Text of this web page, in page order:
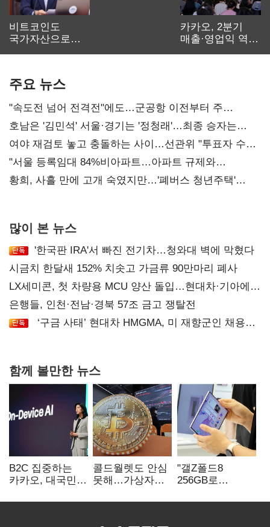
비트코인도
국가자산으로…'
카카오, 2분기
매출·영업익 역대
주요 뉴스
"속도전 넘어 전격전"에도…군공항 이전부터 주
52시간까지 '뇌관'
호남은 '김민석' 서울·경기는 '정청래'…최종 승자는
'안갯속'
여야 재검토 놓고 충돌하는 사이…선관위 "투표자 수
오차 당연"
"서울 등록임대 84%비아파트…아파트 규제와
달리해야"
황희, 사흘 만에 고개 숙였지만…'폐버스 청년주택'
많이 본 뉴스
'한국판 IRA'서 빠진 전기차…청와대 벽에 막혔다
시금치 한달새 152% 치솟고 가금류 90만마리 폐사
LX세미콘, 첫 차량용 MCU 양산 돌입…현대차·기아에
공급
은행들, 인천·전남·경북 57조 금고 쟁탈전
‘구금 사태’ 현대차 HMGMA, 미 재향군인 채용
함께 볼만한 뉴스
B2C 집중하는
카카오, 대국민
AI' 사활
콜드월렛도 안심
못해…가상자산
'보안 시험대'
"갤Z폴드8
256GB로
추가"